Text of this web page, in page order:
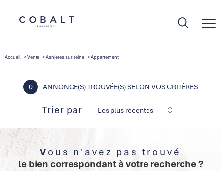
Accueil Vente Asnieres sur seine Appartement
0 ANNONCE(S) TROUVÉE(S) SELON VOS CRITÈRES
Trier par Les plus récentes
Vous n'avez pas trouvé
le bien correspondant à votre recherche ?